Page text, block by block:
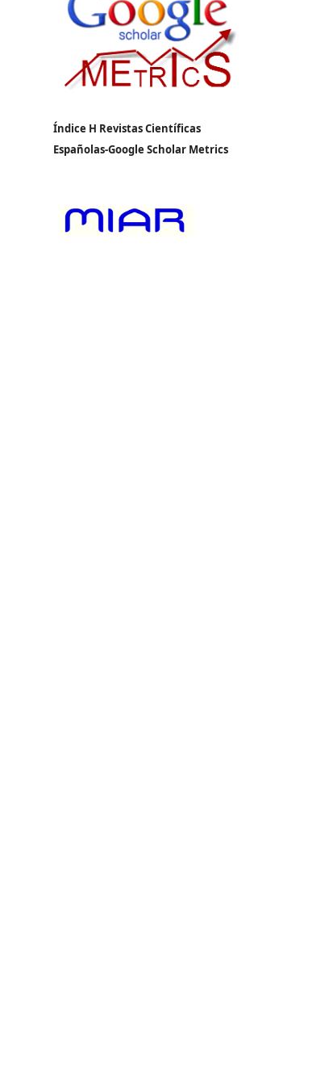
Índice H Revistas Científicas
Españolas-Google Scholar Metrics